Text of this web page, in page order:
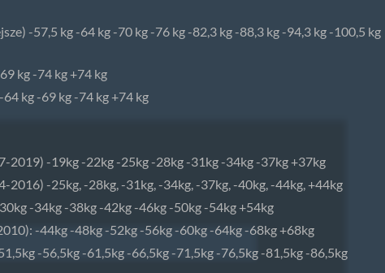
-57,5 kg -64 kg -70 kg -76 kg -82,3 kg -88,3 kg -94,3 kg -100,5 kg
kg -74 kg +74 kg
kg -69 kg -74 kg +74 kg
2019) -19kg -22kg -25kg -28kg -31kg -34kg -37kg +37kg
2016) -25kg, -28kg, -31kg, -34kg, -37kg, -40kg, -44kg, +44kg
-34kg -38kg -42kg -46kg -50kg -54kg +54kg
-44kg -48kg -52kg -56kg -60kg -64kg -68kg +68kg
-56,5kg -61,5kg -66,5kg -71,5kg -76,5kg -81,5kg -86,5kg